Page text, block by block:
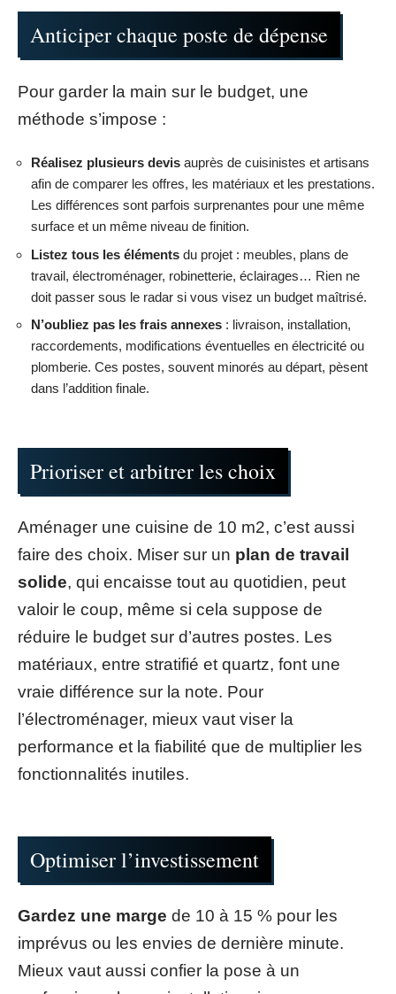
Anticiper chaque poste de dépense
Pour garder la main sur le budget, une
méthode s’impose :
Réalisez plusieurs devis auprès de cuisinistes et artisans
afin de comparer les offres, les matériaux et les prestations.
Les différences sont parfois surprenantes pour une même
surface et un même niveau de finition.
Listez tous les éléments du projet : meubles, plans de
travail, électroménager, robinetterie, éclairages… Rien ne
doit passer sous le radar si vous visez un budget maîtrisé.
N’oubliez pas les frais annexes : livraison, installation,
raccordements, modifications éventuelles en électricité ou
plomberie. Ces postes, souvent minorés au départ, pèsent
dans l’addition finale.
Prioriser et arbitrer les choix
Aménager une cuisine de 10 m2, c’est aussi
faire des choix. Miser sur un plan de travail
solide, qui encaisse tout au quotidien, peut
valoir le coup, même si cela suppose de
réduire le budget sur d’autres postes. Les
matériaux, entre stratifié et quartz, font une
vraie différence sur la note. Pour
l’électroménager, mieux vaut viser la
performance et la fiabilité que de multiplier les
fonctionnalités inutiles.
Optimiser l’investissement
Gardez une marge de 10 à 15 % pour les
imprévus ou les envies de dernière minute.
Mieux vaut aussi confier la pose à un